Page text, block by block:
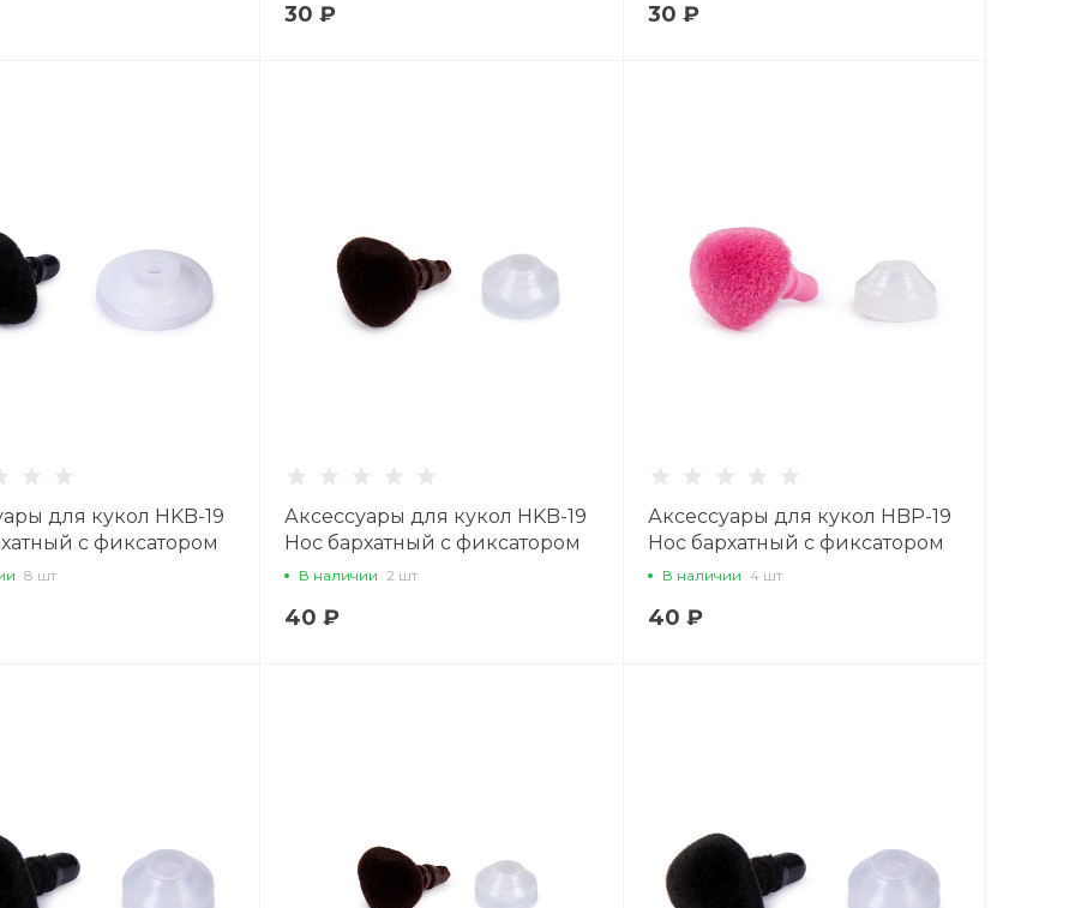
30 ₽ 30 ₽
для кукол HKB-19
с фиксатором
1 шт., черный
8 шт
Аксессуары для кукол HKB-19
Нос бархатный с фиксатором
19 х 14 мм, 1 шт., коричневый
В наличии 2 шт
40 ₽
Аксессуары для кукол HBP-19
Нос бархатный с фиксатором
19 х 14 мм, 1 шт., розовый
В наличии 4 шт
40 ₽